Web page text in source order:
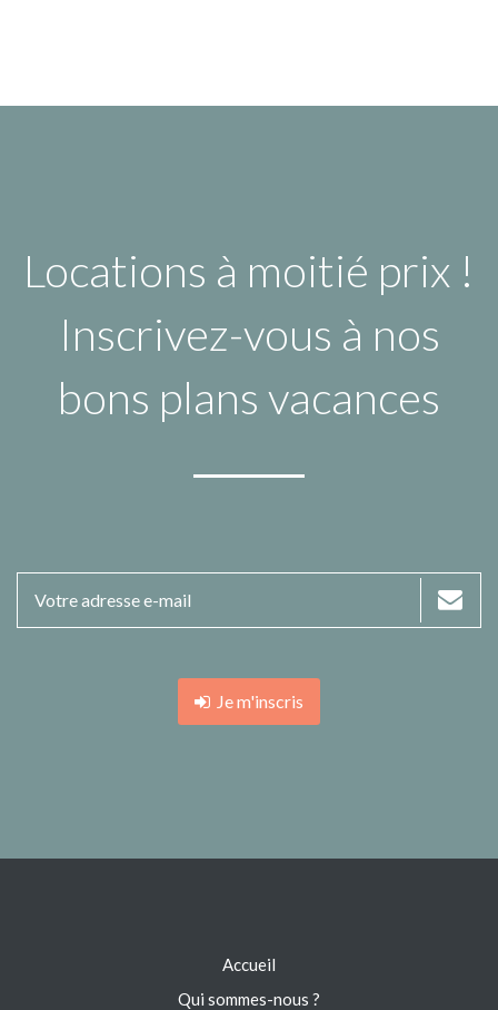
Locations à moitié prix !
Inscrivez-vous à nos
bons plans vacances
Je m'inscris
Accueil
Qui sommes-nous ?